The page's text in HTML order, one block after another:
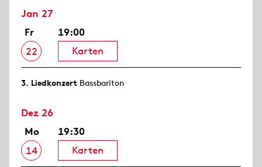
Jan 27
Fr
22
19:00
Karten
3. Lied­konzert Bassbariton
Dez 26
Mo
14
19:30
Karten